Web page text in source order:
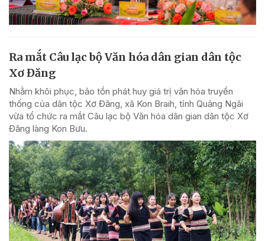
Ra mắt Câu lạc bộ Văn hóa dân gian dân tộc
Xơ Đăng
Nhằm khôi phục, bảo tồn phát huy giá trị văn hóa truyền
thống của dân tộc Xơ Đăng, xã Kon Braih, tỉnh Quảng Ngãi
vừa tổ chức ra mắt Câu lạc bộ Văn hóa dân gian dân tộc Xơ
Đăng làng Kon Bưu.